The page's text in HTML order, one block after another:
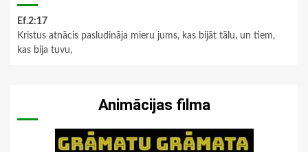
Ef.2:17
Kristus atnācis pasludināja mieru jums, kas bijāt tālu, un tiem,
kas bija tuvu,
Animācijas filma